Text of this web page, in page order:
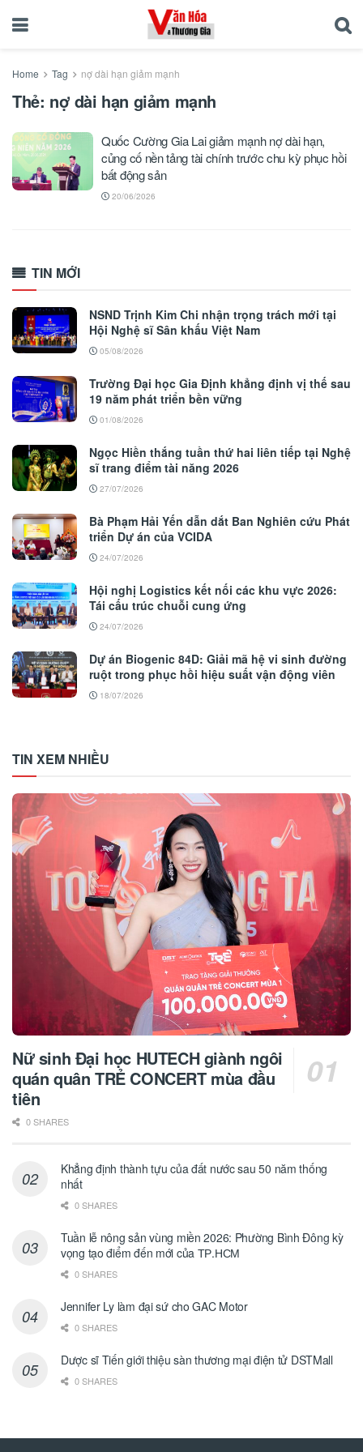
Home Tag nợ dài hạn giảm mạnh
Thẻ: nợ dài hạn giảm mạnh
Quốc Cường Gia Lai giảm mạnh nợ dài hạn,
củng cố nền tảng tài chính trước chu kỳ phục hồi
bất động sản
20/06/2026
TIN MỚI
NSND Trịnh Kim Chi nhận trọng trách mới tại
Hội Nghệ sĩ Sân khấu Việt Nam
05/08/2026
Trường Đại học Gia Định khẳng định vị thế sau
19 năm phát triển bền vững
01/08/2026
Ngọc Hiền thắng tuần thứ hai liên tiếp tại Nghệ
sĩ trang điểm tài năng 2026
27/07/2026
Bà Phạm Hải Yến dẫn dắt Ban Nghiên cứu Phát
triển Dự án của VCIDA
24/07/2026
Hội nghị Logistics kết nối các khu vực 2026:
Tái cấu trúc chuỗi cung ứng
24/07/2026
Dự án Biogenic 84D: Giải mã hệ vi sinh đường
ruột trong phục hồi hiệu suất vận động viên
18/07/2026
TIN XEM NHIỀU
Nữ sinh Đại học HUTECH giành ngôi
quán quân TRẺ CONCERT mùa đầu
tiên
0 SHARES
Khẳng định thành tựu của đất nước sau 50 năm thống
nhất
0 SHARES
Tuần lễ nông sản vùng miền 2026: Phường Bình Đông kỳ
vọng tạo điểm đến mới của ТР.НСМ
0 SHARES
Jennifer Ly làm đại sứ cho GAC Motor
0 SHARES
Dược sĩ Tiến giới thiệu sàn thương mại điện tử DSTMall
0 SHARES